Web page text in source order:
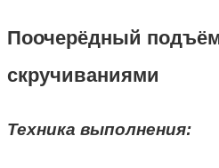
Поочерёдный
скручиваниями
Техника выполнения: